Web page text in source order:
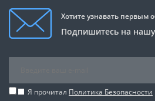
Хотите узнавать первым
Подпишитесь на
Я прочитал Политика Безопасности